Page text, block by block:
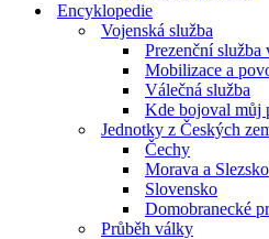
Encyklopedie
Vojenská služba
Prezenční služba
Mobilizace a
Válečná služba
Kde bojoval
Jednotky z Českých
Čechy
Morava a Slezsko
Slovensko
Domobranecké
Průběh války